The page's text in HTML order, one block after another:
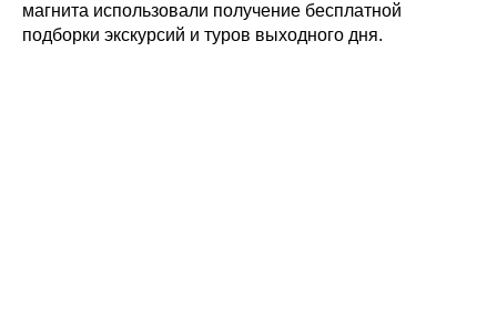
магнита использовали получение бесплатной
подборки экскурсий и туров выходного дня.